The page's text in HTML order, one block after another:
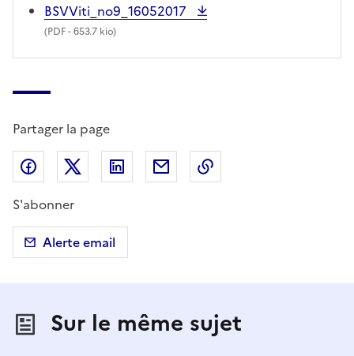
BSVViti_no9_16052017
(PDF- 653.7 kio)
Partager la page
Partager sur Facebook
Partager sur X (anciennement Twitter)
Partager sur LinkedIn
Partager par email
S'abonner
Alerte email
Sur le même sujet